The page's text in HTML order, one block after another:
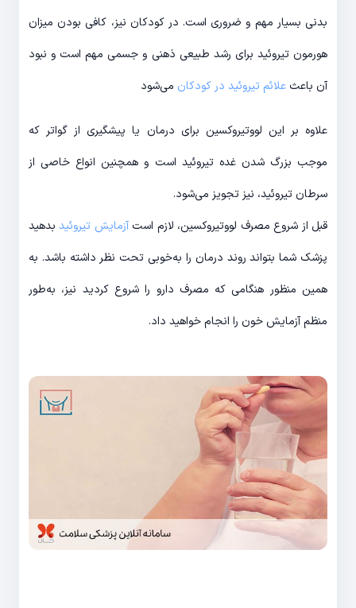
بدنی بسیار مهم و ضروری است. در کودکان نیز، کافی بودن میزان
هورمون تیروئید برای رشد طبیعی ذهنی و جسمی مهم است و نبود
آن باعث علائم تیروئید در کودکان می‌شود
علاوه بر این لووتیروکسین برای درمان یا پیشگیری از گواتر که
موجب بزرگ شدن غده تیروئید است و همچنین انواع خاصی از
سرطان تیروئید، نیز تجویز می‌شود.
قبل از شروع مصرف لووتیروکسین، لازم استآزمایش تیروئیدبدهید
پزشک شما بتواند روند درمان را به‌خوبی تحت نظر داشته باشد. به
همین منظور هنگامی که مصرف دارو را شروع کردید نیز، به‌طور
منظم آزمایش خون را انجام خواهید داد.